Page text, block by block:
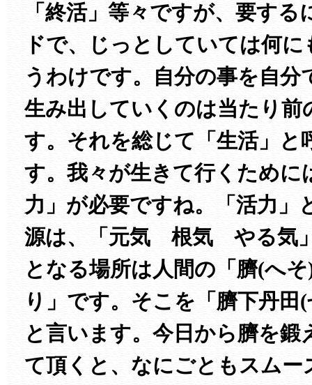
「終活」等々ですが、要す
ドで、じっとしていては何
うわけです。自分の事を自分
生み出していくのは当たり前
す。それを総じて「生活」と
す。我々が生きて行くために
力」が必要ですね。「活力」
源は、「元気 根気 やる気
となる場所は人間の「臍(へ
り」です。そこを「臍下丹田
と言います。今日から臍を鍛
て頂くと、なにごともスムー